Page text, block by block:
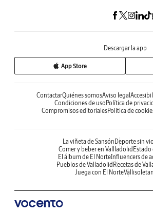
Descargar la app
App Store
ContactarQuiénes somosAviso legal
Condiciones de uso Política de
Compromisos editorialesPolítica de
La viñeta de Sansón Deporte sin
Comer y beber en Vallladolid
El álbum de El NorteInfluencers de
Pueblos de Valladolid Recetas de
Juega con El Norte